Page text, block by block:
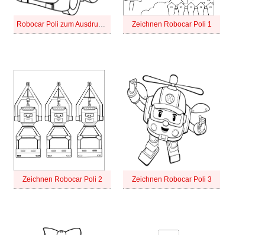
Robocar Poli zum Ausdrucken Zeichnen Robocar Poli 1
Zeichnen Robocar Poli 2 Zeichnen Robocar Poli 3